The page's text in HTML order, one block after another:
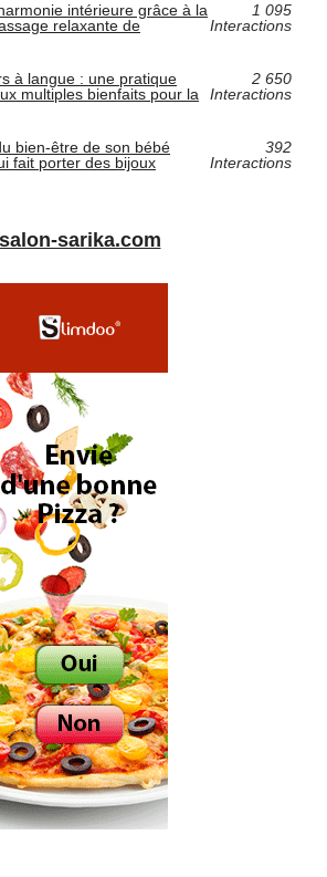
intérieure grâce à la
relaxante de
1 095
Interactions
à langue : une pratique
multiples bienfaits pour la
2 650
Interactions
bien-être de son bébé
fait porter des bijoux
392
Interactions
salon-sarika.com